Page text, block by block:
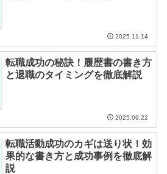
2025.11.14
転職成功の秘訣！履歴書の書き方
と退職のタイミングを徹底解説
2025.09.22
転職活動成功のカギは送り状！効
果的な書き方と成功事例を徹底解
説